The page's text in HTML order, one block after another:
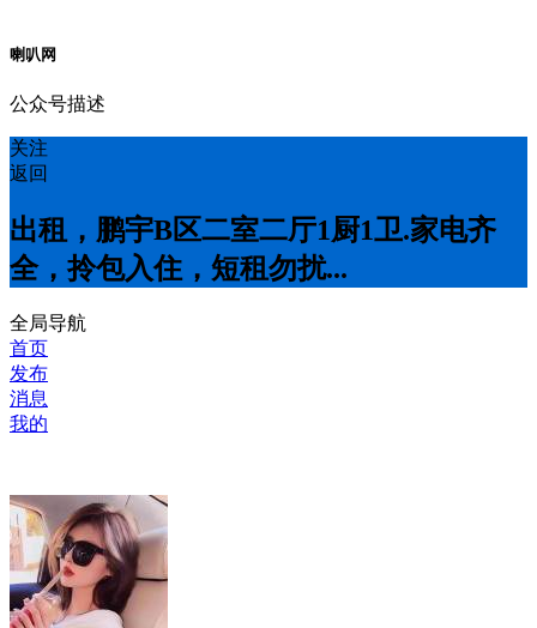
喇叭网
公众号描述
关注
返回
出租，鹏宇B区二室二厅1厨1卫.家电齐
全，拎包入住，短租勿扰...
全局导航
首页
发布
消息
我的